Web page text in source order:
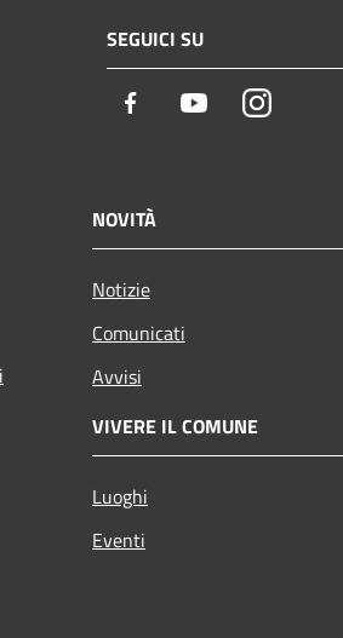
SEGUICI SU
Facebook Youtube
NOVITÀ
Notizie
Comunicati
Avvisi
VIVERE IL COMUNE
Luoghi
Eventi